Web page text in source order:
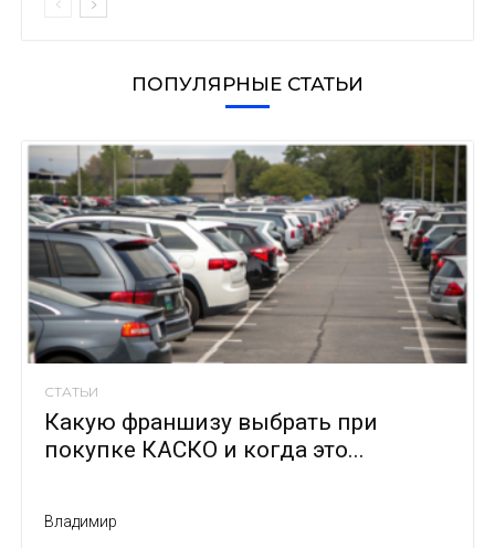
ПОПУЛЯРНЫЕ СТАТЬИ
СТАТЬИ
Какую франшизу выбрать при
покупке КАСКО и когда это...
Владимир